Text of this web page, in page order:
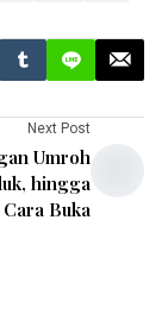
Next Post
Umroh
hingga
Cara Buka